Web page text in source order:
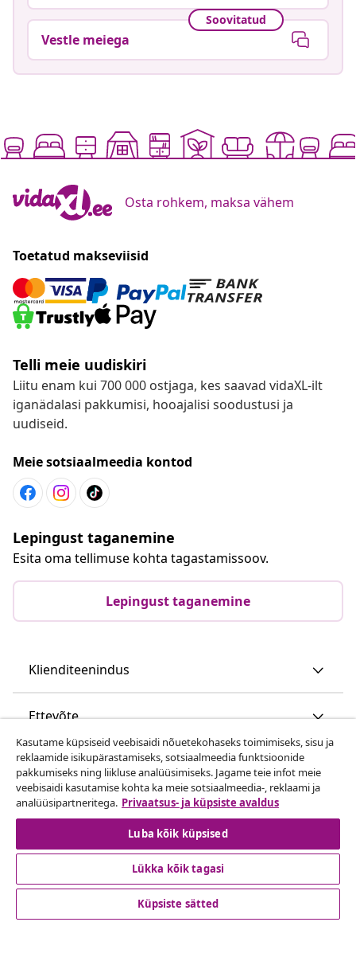
Soovitatud
Vestle meiega
Osta rohkem, maksa vähem
Toetatud makseviisid
Telli meie uudiskiri
Liitu enam kui 700 000 ostjaga, kes saavad vidaXL-ilt
iganädalasi pakkumisi, hooajalisi soodustusi ja
uudiseid.
Meie sotsiaalmeedia kontod
Lepingust taganemine
Esita oma tellimuse kohta tagastamissoov.
Lepingust taganemine
Klienditeenindus
Ettevõte
vidaXL
Vaata rohkem
Kasutame küpsiseid veebisaidi nõuetekohaseks toimimiseks, sisu ja
reklaamide isikupärastamiseks, sotsiaalmeedia funktsioonide
pakkumiseks ning liikluse analüüsimiseks. Jagame teie infot meie
veebisaidi kasutamise kohta ka meie sotsiaalmeedia-, reklaami ja
analüüsipartneritega. Privaatsus- ja küpsiste avaldus
Luba kõik küpsised
Lükka kõik tagasi
Küpsiste sätted